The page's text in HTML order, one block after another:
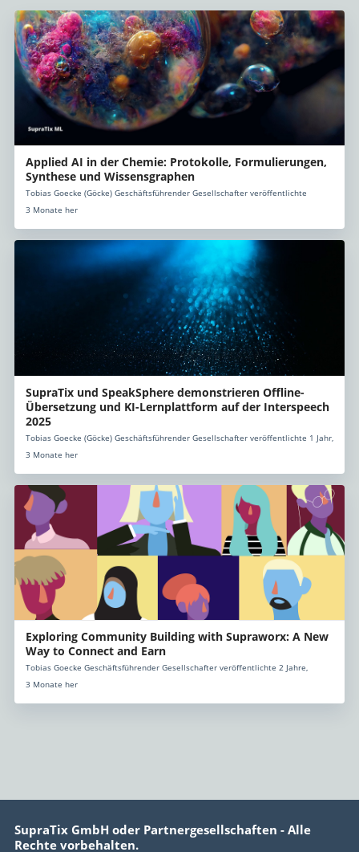
Applied AI in der Chemie: Protokolle, Formulierungen,
Synthese und Wissensgraphen
Tobias Goecke (Göcke) Geschäftsführender Gesellschafter veröffentlichte
3 Monate her
SupraTix und SpeakSphere demonstrieren Offline-
Übersetzung und KI-Lernplattform auf der Interspeech
2025
Tobias Goecke (Göcke) Geschäftsführender Gesellschafter veröffentlichte 1 Jahr,
3 Monate her
Exploring Community Building with Supraworx: A New
Way to Connect and Earn
Tobias Goecke Geschäftsführender Gesellschafter veröffentlichte 2 Jahre,
3 Monate her
SupraTix GmbH oder Partnergesellschaften - Alle
Rechte vorbehalten.